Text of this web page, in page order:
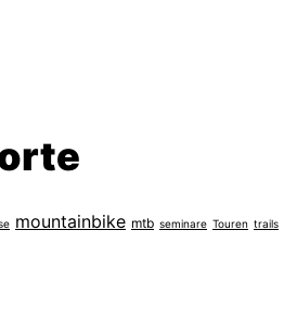
mountainbike mtb seminare Touren trails